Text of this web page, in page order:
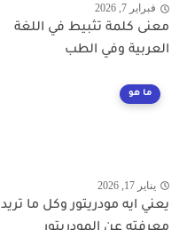
فبراير 7, 2026
معنى كلمة تثبيط في اللغة
العربية وفي الطب
ما هو
يناير 17, 2026
يعني ايه مودريتور وكل ما تريد